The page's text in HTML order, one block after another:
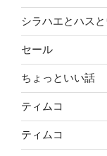
シラハエとハス
セール
ちょっといい話
ティムコ
ティムコ